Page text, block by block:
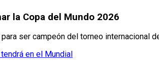
la Copa del Mundo 2026
ser campeón del torneo internacional
en el Mundial